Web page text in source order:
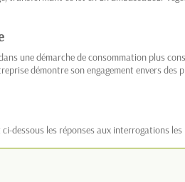
une démarche de consommation plus
démontre son engagement envers
dessous les réponses aux interrogations